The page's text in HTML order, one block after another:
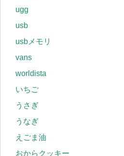
ugg
usb
usbメモリ
vans
worldista
いちご
うさぎ
うなぎ
えごま油
おからクッキー